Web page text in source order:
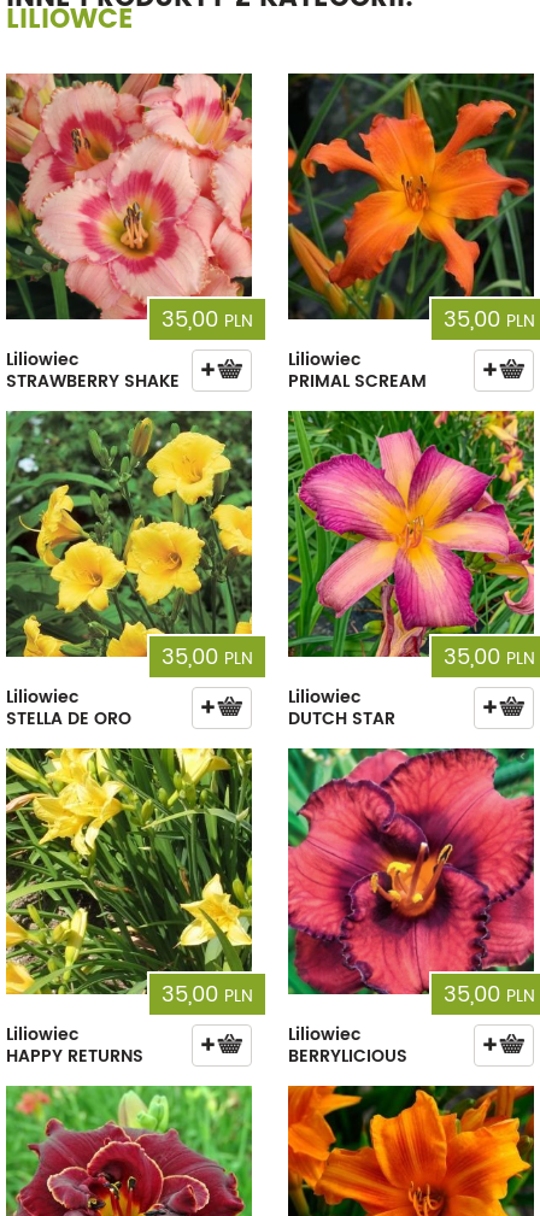
LILIOWCE
35,00 PLN
Liliowiec
STRAWBERRY SHAKE
35,00 PLN
Liliowiec
PRIMAL SCREAM
35,00 PLN
Liliowiec
STELLA DE ORO
35,00 PLN
Liliowiec
DUTCH STAR
35,00 PLN
Liliowiec
HAPPY RETURNS
35,00 PLN
Liliowiec
BERRYLICIOUS